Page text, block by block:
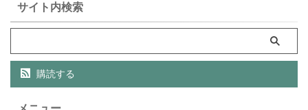
サイト内検索
購読する